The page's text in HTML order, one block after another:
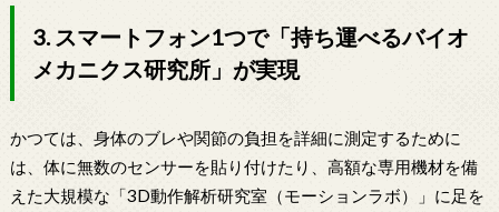
3. スマートフォン1つで「持ち運べるバイオ
メカニクス研究所」が実現
かつては、身体のブレや関節の負担を詳細に測定するために
は、体に無数のセンサーを貼り付けたり、高額な専用機材を備
えた大規模な「3D動作解析研究室（モーションラボ）」に足を